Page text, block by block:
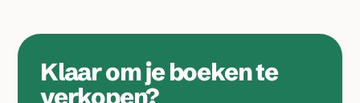
Klaar om je boeken te
verkopen?